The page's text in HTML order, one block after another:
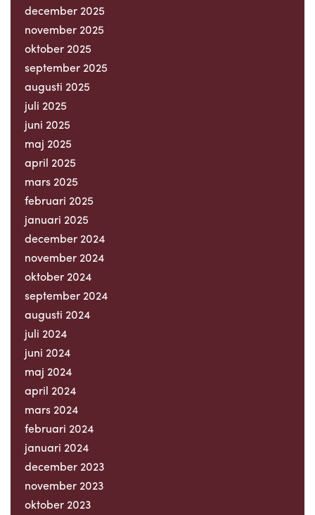
december 2025
november 2025
oktober 2025
september 2025
augusti 2025
juli 2025
juni 2025
maj 2025
april 2025
mars 2025
februari 2025
januari 2025
december 2024
november 2024
oktober 2024
september 2024
augusti 2024
juli 2024
juni 2024
maj 2024
april 2024
mars 2024
februari 2024
januari 2024
december 2023
november 2023
oktober 2023